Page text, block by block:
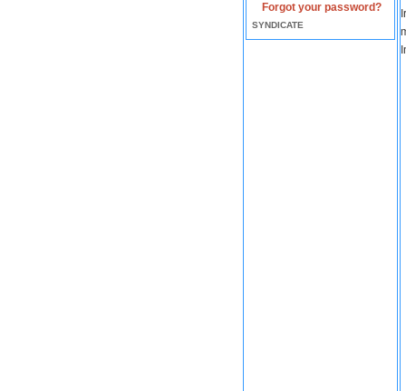
Forgot your password?
SYNDICATE